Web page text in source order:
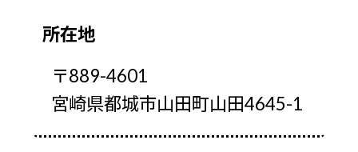
所在地
〒889-4601
宮崎県都城市山田町山田4645-1